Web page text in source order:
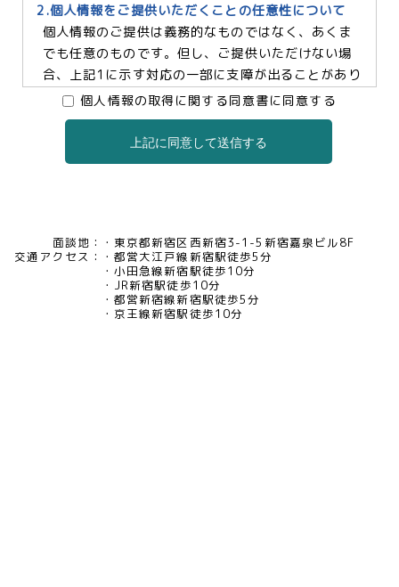
2.個人情報をご提供いただくことの任意性について
個人情報のご提供は義務的なものではなく、あくま
でも任意のものです。但し、ご提供いただけない場
合、上記1に示す対応の一部に支障が出ることがあり
ますので、予めご了承ください。
3.個人情報の提供及び委託について
4.個人情報の開示等について
当社は、お客様本人から保有個人データについて利
用目的の通知、開示、内容の訂正・追加・削除、利
個人情報の取得に関する同意書に同意する
上記に同意して送信する
面談地：
東京都新宿区西新宿3-1-5新宿嘉泉ビル8F
交通アクセス：
都営大江戸線新宿駅徒歩5分
小田急線新宿駅徒歩10分
JR新宿駅徒歩10分
都営新宿線新宿駅徒歩5分
京王線新宿駅徒歩10分